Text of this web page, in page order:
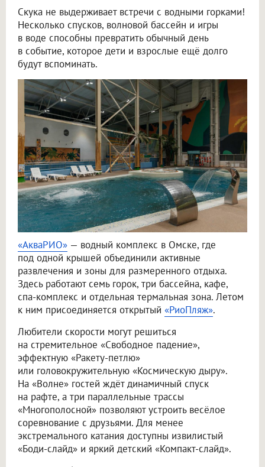
Скука не выдерживает встречи с водными горками!
Несколько спусков, волновой бассейн и игры
в воде способны превратить обычный день
в событие, которое дети и взрослые ещё долго
будут вспоминать.
«АкваРИО» — водный комплекс в Омске, где
под одной крышей объединили активные
развлечения и зоны для размеренного отдыха.
Здесь работают семь горок, три бассейна, кафе,
спа-комплекс и отдельная термальная зона. Летом
к ним присоединяется открытый «РиоПляж».
Любители скорости могут решиться
на стремительное «Свободное падение»,
эффектную «Ракету-петлю»
или головокружительную «Космическую дыру».
На «Волне» гостей ждёт динамичный спуск
на рафте, а три параллельные трассы
«Многополосной» позволяют устроить весёлое
соревнование с друзьями. Для менее
экстремального катания доступны извилистый
«Боди-слайд» и яркий детский «Компакт-слайд».